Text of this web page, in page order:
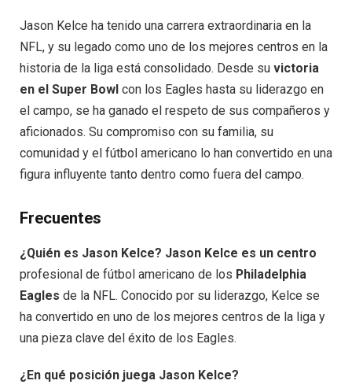
Jason Kelce ha tenido una carrera extraordinaria en la
NFL, y su legado como uno de los mejores centros en la
historia de la liga está consolidado. Desde su victoria
en el Super Bowl con los Eagles hasta su liderazgo en
el campo, se ha ganado el respeto de sus compañeros y
aficionados. Su compromiso con su familia, su
comunidad y el fútbol americano lo han convertido en una
figura influyente tanto dentro como fuera del campo.
Frecuentes
¿Quién es Jason Kelce? Jason Kelce es un centro
profesional de fútbol americano de los Philadelphia
Eagles de la NFL. Conocido por su liderazgo, Kelce se
ha convertido en uno de los mejores centros de la liga y
una pieza clave del éxito de los Eagles.
¿En qué posición juega Jason Kelce?